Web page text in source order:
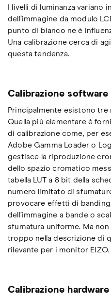
I livelli di luminanza variano
dell’immagine da modulo
punto di bianco ne è
Una calibrazione cerca di
questa tendenza.
Calibrazione software
Principalmente esistono
Quella più elementare è
di calibrazione come, per
Adobe Gamma Loader o
gestisce la riproduzione
dello spazio cromatico
tabella LUT a 8 bit della
numero limitato di
provocare effetti di
dell’immagine a bande o
sfumatura uniforme. Ma
troppo nella descrizione di
rilevante per i monitor EIZO.
Calibrazione hardware